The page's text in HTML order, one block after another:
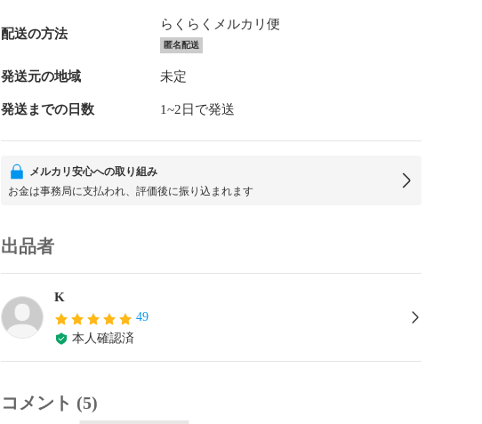
配送の方法
らくらくメルカリ便
匿名配送
発送元の地域 未定
発送までの日数 1~2日で発送
メルカリ安心への取り組み
お金は事務局に支払われ、評価後に振り込まれます
出品者
K
49
本人確認済
コメント (5)